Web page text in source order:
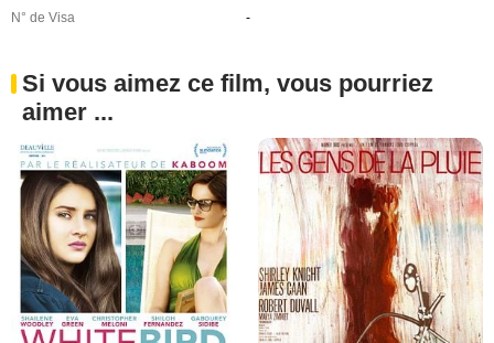
N° de Visa
-
Si vous aimez ce film, vous pourriez
aimer ...